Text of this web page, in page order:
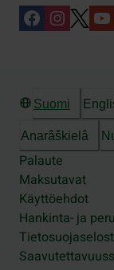
Suomi
Anarâškielâ
Palaute
Maksutavat
Käyttöehdot
Hankinta- ja